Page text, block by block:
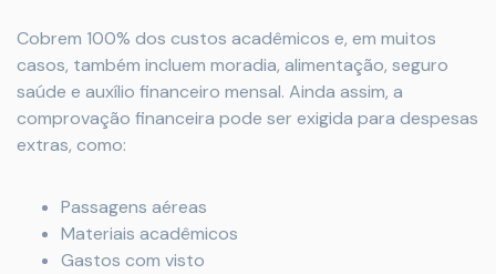
Cobrem 100% dos custos acadêmicos e, em muitos
casos, também incluem moradia, alimentação, seguro
saúde e auxílio financeiro mensal. Ainda assim, a
comprovação financeira pode ser exigida para despesas
extras, como:
Passagens aéreas
Materiais acadêmicos
Gastos com visto